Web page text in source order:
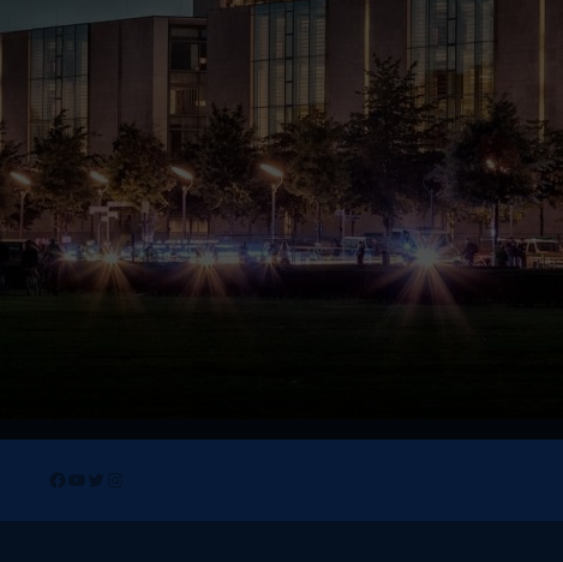
Facebook
YouTube
TwitterInstagram